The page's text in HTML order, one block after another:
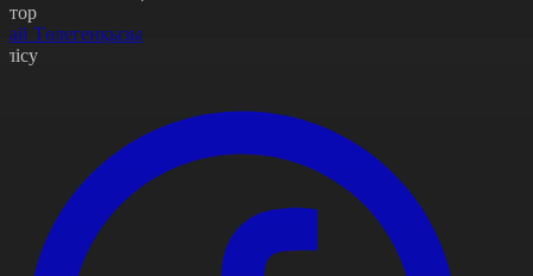
Төлегенқызы